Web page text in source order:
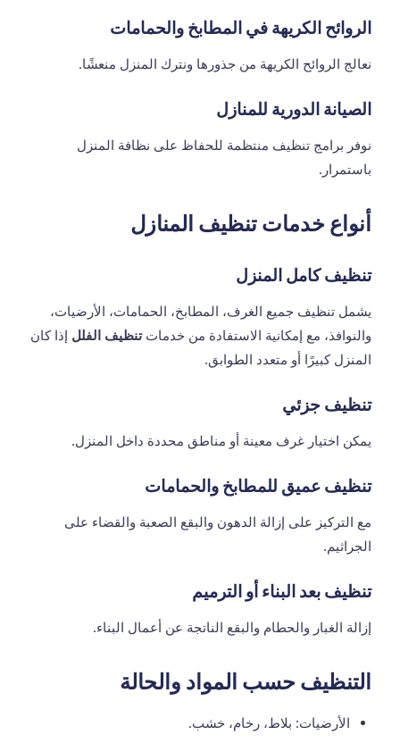
الروائح الكريهة في المطابخ والحمامات
نعالج الروائح الكريهة من جذورها ونترك المنزل منعشًا.
الصيانة الدورية للمنازل
نوفر برامج تنظيف منتظمة للحفاظ على نظافة المنزل
باستمرار.
أنواع خدمات تنظيف المنازل
تنظيف كامل المنزل
يشمل تنظيف جميع الغرف، المطابخ، الحمامات، الأرضيات،
والنوافذ، مع إمكانية الاستفادة من خدماتتنظيف الفلل إذا كان
المنزل كبيرًا أو متعدد الطوابق.
تنظيف جزئي
يمكن اختيار غرف معينة أو مناطق محددة داخل المنزل.
تنظيف عميق للمطابخ والحمامات
مع التركيز على إزالة الدهون والبقع الصعبة والقضاء على
الجراثيم.
تنظيف بعد البناء أو الترميم
إزالة الغبار والحطام والبقع الناتجة عن أعمال البناء.
التنظيف حسب المواد والحالة
الأرضيات: بلاط، رخام، خشب.